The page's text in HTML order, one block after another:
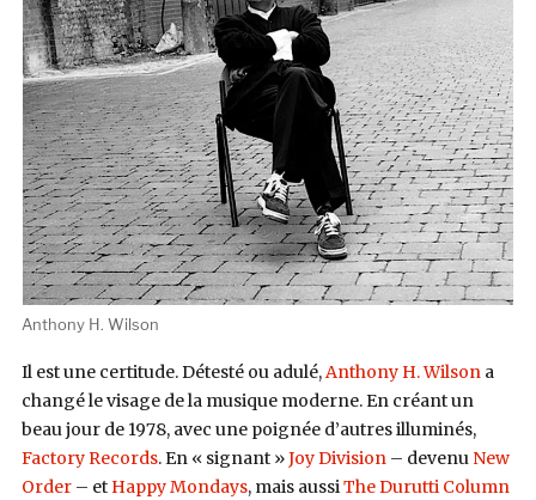
Anthony H. Wilson
Il est une certitude. Détesté ou adulé,Anthony H. Wilsona
changé le visage de la musique moderne. En créant un
beau jour de 1978, avec une poignée d’autres illuminés,
Factory Records. En « signant »Joy Division– devenu New
Order– et Happy Mondays, mais aussiThe Durutti Column